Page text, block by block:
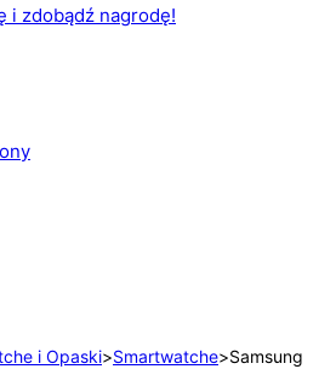
i zdobądź nagrodę!
i Opaski>Smartwatche>Samsung